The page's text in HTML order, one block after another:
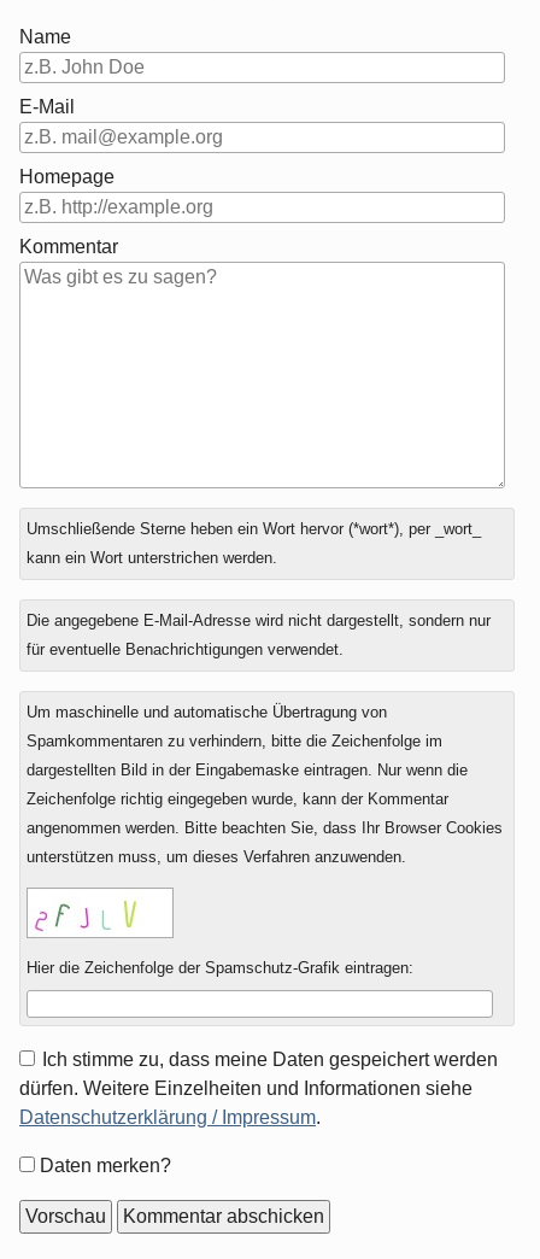
Name
E-Mail
Homepage
Kommentar
Antwort
zu
Umschließende Sterne heben ein Wort hervor (*wort*), per _wort_
kann ein Wort unterstrichen werden.
Die angegebene E-Mail-Adresse wird nicht dargestellt, sondern nur
für eventuelle Benachrichtigungen verwendet.
Um maschinelle und automatische Übertragung von
Spamkommentaren zu verhindern, bitte die Zeichenfolge im
dargestellten Bild in der Eingabemaske eintragen. Nur wenn die
Zeichenfolge richtig eingegeben wurde, kann der Kommentar
angenommen werden. Bitte beachten Sie, dass Ihr Browser Cookies
unterstützen muss, um dieses Verfahren anzuwenden.
Hier die Zeichenfolge der Spamschutz-Grafik eintragen:
Ich stimme zu, dass meine Daten gespeichert werden
dürfen. Weitere Einzelheiten und Informationen siehe
Datenschutzerklärung / Impressum.
Formular-
Daten merken?